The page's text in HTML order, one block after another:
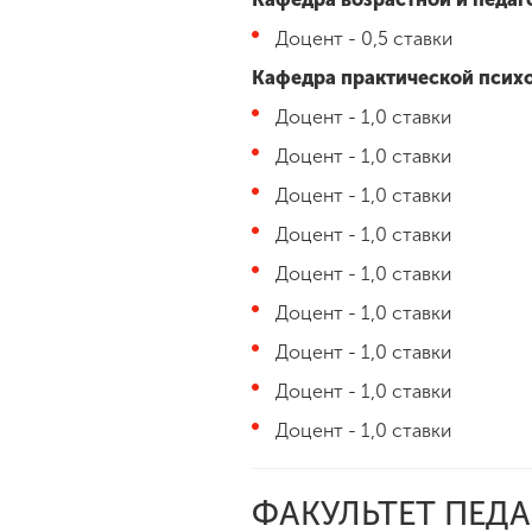
Доцент - 0,5 ставки
Кафедра практической
Доцент - 1,0 ставки
Доцент - 1,0 ставки
Доцент - 1,0 ставки
Доцент - 1,0 ставки
Доцент - 1,0 ставки
Доцент - 1,0 ставки
Доцент - 1,0 ставки
Доцент - 1,0 ставки
Доцент - 1,0 ставки
ФАКУЛЬТЕТ